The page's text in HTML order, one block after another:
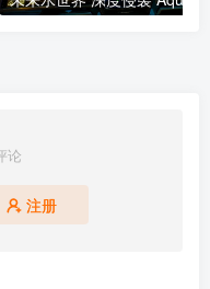
论
注册